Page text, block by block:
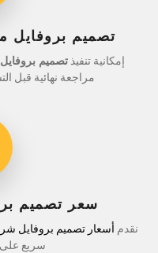
تصميم بروفايل
إمكانية تنفيذ تصميم
مراجعة نهائية قبل
سعر تصميم
نقدم أسعار تصميم بروفايل
سريع